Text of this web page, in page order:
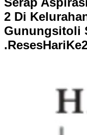
2 Di
Gunungsitoli
.ResesHariKe